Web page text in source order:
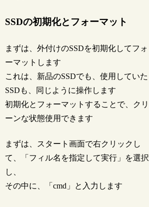
SSDの初期化とフォーマット
まずは、外付けのSSDを初期化してフォ
ーマットします
これは、新品のSSDでも、使用していた
SSDも、同じように操作します
初期化とフォーマットすることで、クリ
ーンな状態使用できます
まずは、スタート画面で右クリックし
て、「フィル名を指定して実行」を選択
し、
その中に、「cmd」と入力します